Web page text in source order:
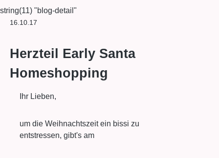
string(11) "blog-detail"
16.10.17
Herzteil Early Santa
Homeshopping
Ihr Lieben,
um die Weihnachtszeit ein bissi zu
entstressen, gibt's am